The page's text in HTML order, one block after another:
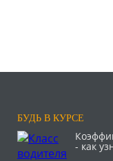
БУДЬ В КУРСЕ
- как